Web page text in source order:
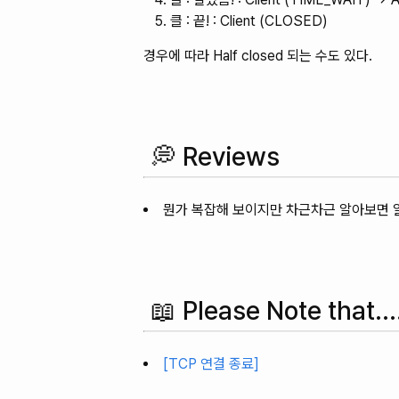
클 : 끝! : Client (CLOSED)
경우에 따라 Half closed 되는 수도 있다.
💭 Reviews
뭔가 복잡해 보이지만 차근차근 알아보면
📖 Please Note
[TCP 연결 종료]